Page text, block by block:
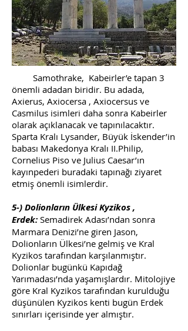
Samothrake, Kabeirler’e tapan 3
önemli adadan biridir. Bu adada,
Axierus, Axiocersa , Axiocersus ve
Casmilus isimleri daha sonra Kabeirler
olarak açıklanacak ve tapınılacaktır.
Sparta Kralı Lysander, Büyük İskender’in
babası Makedonya Kralı II.Philip,
Cornelius Piso ve Julius Caesar’ın
kayınpederi buradaki tapınağı ziyaret
etmiş önemli isimlerdir.
5-) Dolionların Ülkesi Kyzikos ,
Erdek: Semadirek Adası’ndan sonra
Marmara Denizi’ne giren Jason,
Dolionların Ülkesi’ne gelmiş ve Kral
Kyzikos tarafından karşılanmıştır.
Dolionlar bugünkü Kapıdağ
Yarımadası’nda yaşamışlardır. Mitolojiye
göre Kral Kyzikos tarafından kurulduğu
düşünülen Kyzikos kenti bugün Erdek
sınırları içerisinde yer almıştır.